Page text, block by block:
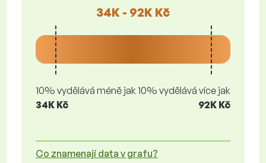
34K - 92K Kč
10% vydělává méně jak
34K Kč
10% vydělává více jak
92K Kč
Co znamenají data v grafu?